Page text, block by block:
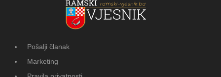
Pošalji članak
Marketing